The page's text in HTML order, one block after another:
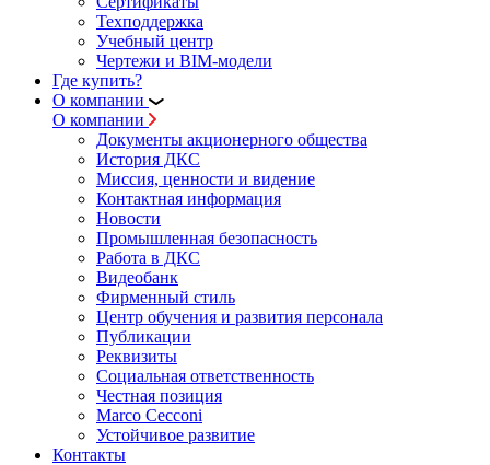
Техподдержка
Учебный центр
Чертежи и BIM-модели
Где купить?
О компании
О компании
Документы акционерного общества
История ДКС
Миссия, ценности и видение
Контактная информация
Новости
Промышленная безопасность
Работа в ДКС
Видеобанк
Фирменный стиль
Центр обучения и развития персонала
Публикации
Реквизиты
Социальная ответственность
Честная позиция
Marco Cecconi
Устойчивое развитие
Контакты